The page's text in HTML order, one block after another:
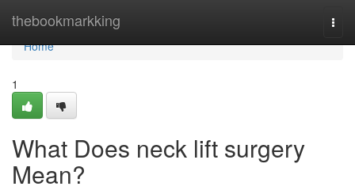
thebookmarkking
Home
Home
1
What Does neck lift surgery
Mean?